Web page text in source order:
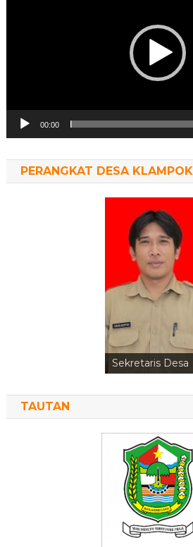
00:00
PERANGKAT DESA KLAMPOK
Kepala Urusan
Perencanaan
TAUTAN